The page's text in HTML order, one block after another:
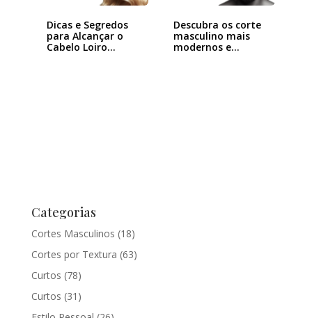
Dicas e Segredos
para Alcançar o
Cabelo Loiro…
Descubra os corte
masculino mais
modernos e…
Categorias
Cortes Masculinos (18)
Cortes por Textura (63)
Curtos (78)
Curtos (31)